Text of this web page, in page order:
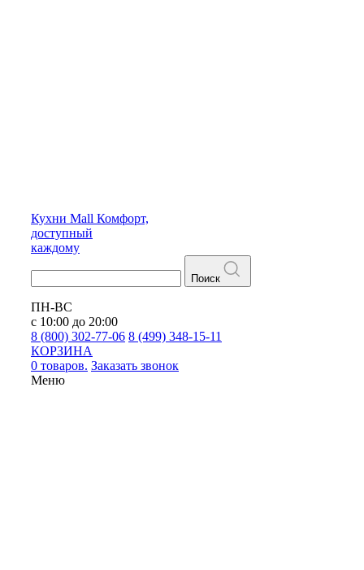
Кухни Mall Комфорт,
доступный
каждому
Поиск
ПН-ВС
с 10:00 до 20:00
8 (800) 302-77-06 8 (499) 348-15-11
КОРЗИНА
0 товаров. Заказать звонок
Меню